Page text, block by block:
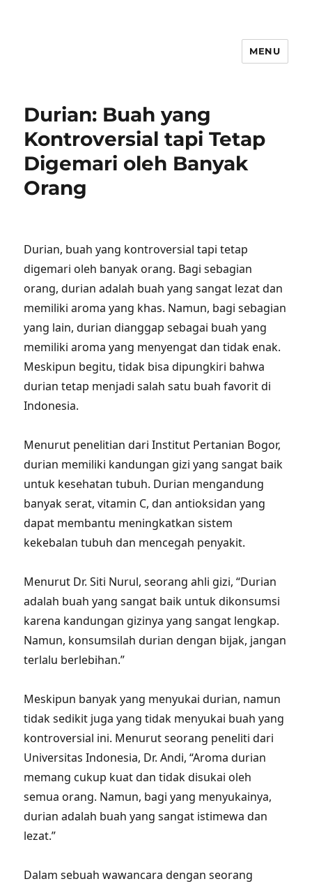
MENU
Durian: Buah yang
Kontroversial tapi Tetap
Digemari oleh Banyak
Orang
Durian, buah yang kontroversial tapi tetap
digemari oleh banyak orang. Bagi sebagian
orang, durian adalah buah yang sangat lezat dan
memiliki aroma yang khas. Namun, bagi sebagian
yang lain, durian dianggap sebagai buah yang
memiliki aroma yang menyengat dan tidak enak.
Meskipun begitu, tidak bisa dipungkiri bahwa
durian tetap menjadi salah satu buah favorit di
Indonesia.
Menurut penelitian dari Institut Pertanian Bogor,
durian memiliki kandungan gizi yang sangat baik
untuk kesehatan tubuh. Durian mengandung
banyak serat, vitamin C, dan antioksidan yang
dapat membantu meningkatkan sistem
kekebalan tubuh dan mencegah penyakit.
Menurut Dr. Siti Nurul, seorang ahli gizi, “Durian
adalah buah yang sangat baik untuk dikonsumsi
karena kandungan gizinya yang sangat lengkap.
Namun, konsumsilah durian dengan bijak, jangan
terlalu berlebihan.”
Meskipun banyak yang menyukai durian, namun
tidak sedikit juga yang tidak menyukai buah yang
kontroversial ini. Menurut seorang peneliti dari
Universitas Indonesia, Dr. Andi, “Aroma durian
memang cukup kuat dan tidak disukai oleh
semua orang. Namun, bagi yang menyukainya,
durian adalah buah yang sangat istimewa dan
lezat.”
Dalam sebuah wawancara dengan seorang